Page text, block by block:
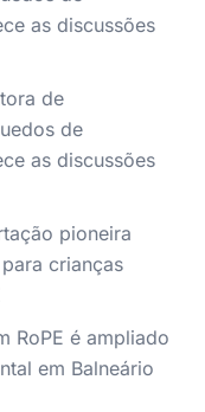
as discussões
de
de
as discussões
pioneira
crianças
RoPE é ampliado
em Balneário